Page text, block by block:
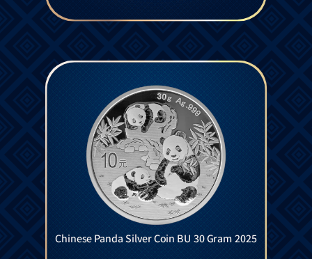
Chinese Panda Silver Coin BU 30 Gram 2025